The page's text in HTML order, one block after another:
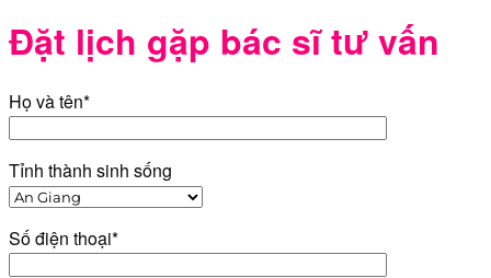
Đặt lịch gặp bác sĩ tư vấn
Họ và tên*
Tỉnh thành sinh sống
Số điện thoại*